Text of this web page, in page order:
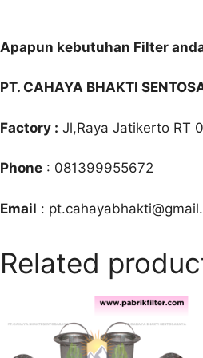
Apapun kebutuhan Filter
PT. CAHAYA BHAKTI
Factory : Jl,Raya Jatikerto RT
Phone : 081399955672
Email :
Related